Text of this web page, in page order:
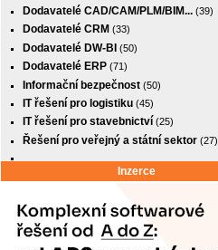
Dodavatelé CAD/CAM/PLM/BIM... (39)
Dodavatelé CRM (33)
Dodavatelé DW-BI (50)
Dodavatelé ERP (71)
Informační bezpečnost (50)
IT řešení pro logistiku (45)
IT řešení pro stavebnictví (25)
Řešení pro veřejný a státní sektor (27)
Inzerce